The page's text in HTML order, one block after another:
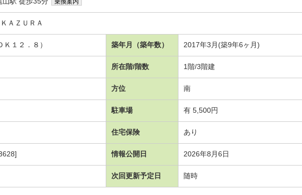
乗換案内
ＡＺＵＲＡ
１２．８） 築年月（築年数） 2017年3月(築9年6ヶ月)
所在階/階数 1階/3階建
方位 南
駐車場 有 5,500円
住宅保険 あり
情報公開日 2026年8月6日
次回更新予定日 随時